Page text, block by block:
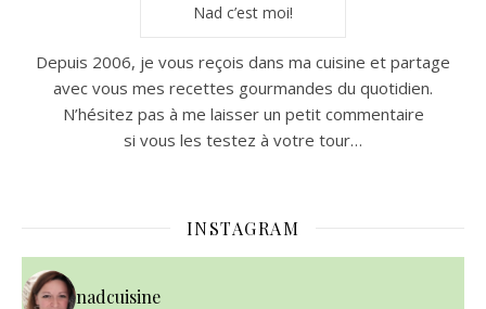
Nad c’est moi!
Depuis 2006, je vous reçois dans ma cuisine et partage
avec vous mes recettes gourmandes du quotidien.
N’hésitez pas à me laisser un petit commentaire
si vous les testez à votre tour…
INSTAGRAM
nadcuisine